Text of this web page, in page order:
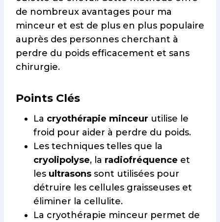
de nombreux avantages pour ma
minceur et est de plus en plus populaire
auprès des personnes cherchant à
perdre du poids efficacement et sans
chirurgie.
Points Clés
La cryothérapie minceur utilise le
froid pour aider à perdre du poids.
Les techniques telles que la
cryolipolyse, la radiofréquence et
les ultrasons sont utilisées pour
détruire les cellules graisseuses et
éliminer la cellulite.
La cryothérapie minceur permet de